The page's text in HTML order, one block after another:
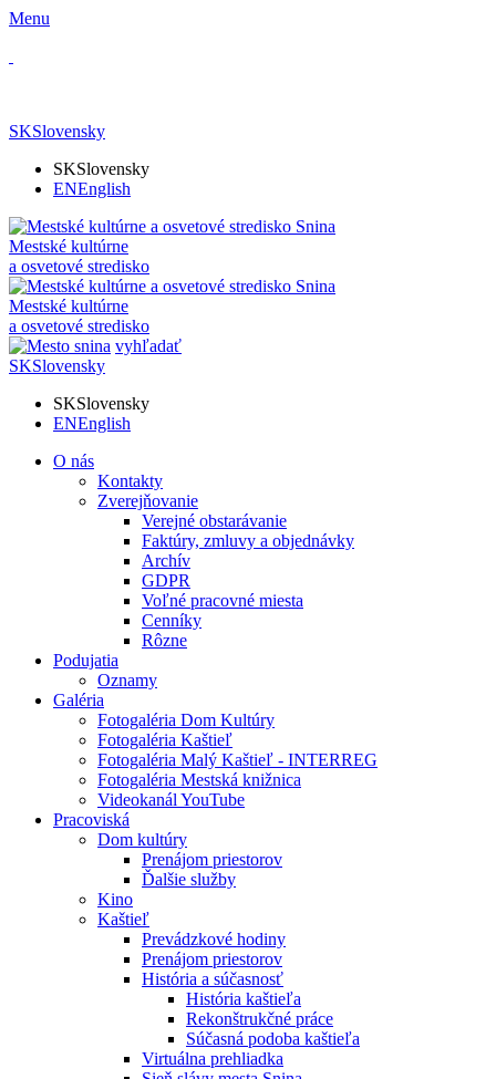
Menu
SKSlovensky
SKSlovensky
ENEnglish
Mestské kultúrne
a osvetové stredisko
Mestské kultúrne
a osvetové stredisko
vyhľadať
SKSlovensky
SKSlovensky
ENEnglish
O nás
Kontakty
Zverejňovanie
Verejné obstarávanie
Faktúry, zmluvy a objednávky
Archív
GDPR
Voľné pracovné miesta
Cenníky
Rôzne
Podujatia
Oznamy
Galéria
Fotogaléria Dom Kultúry
Fotogaléria Kaštieľ
Fotogaléria Malý Kaštieľ - INTERREG
Fotogaléria Mestská knižnica
Videokanál YouTube
Pracoviská
Dom kultúry
Prenájom priestorov
Ďalšie služby
Kino
Kaštieľ
Prevádzkové hodiny
Prenájom priestorov
História a súčasnosť
História kaštieľa
Rekonštrukčné práce
Súčasná podoba kaštieľa
Virtuálna prehliadka